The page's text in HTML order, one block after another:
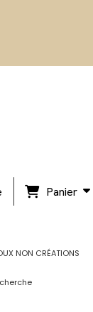
Panier
NON CRÉATIONS